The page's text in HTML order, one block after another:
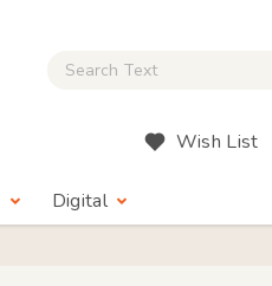
Close Search box
Wish List
Digital